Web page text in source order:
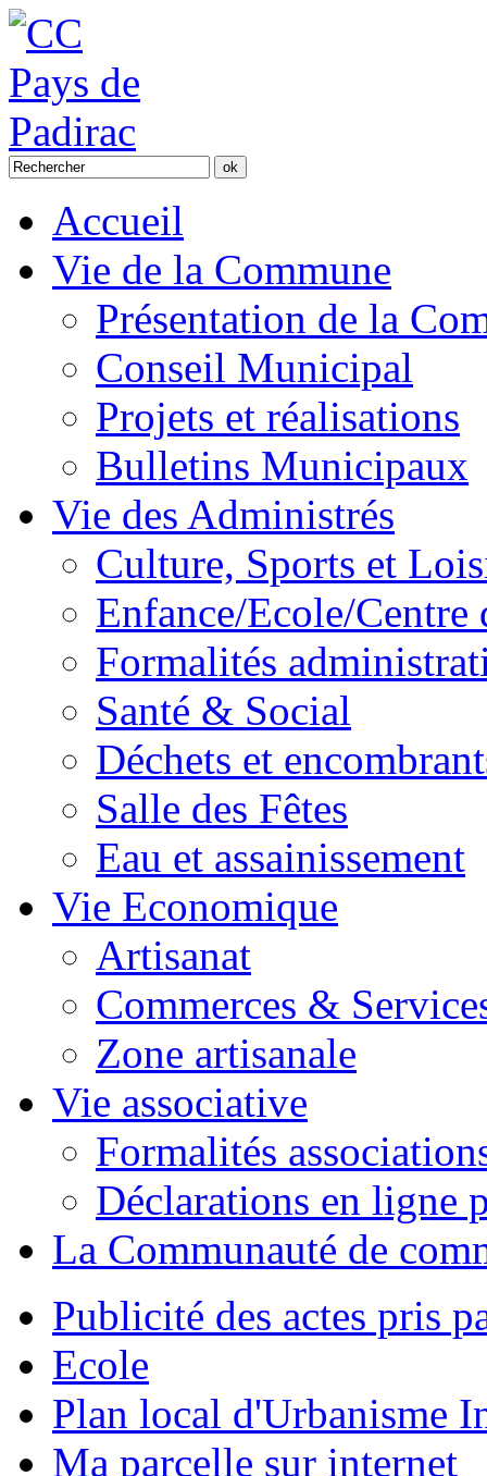
Accueil
Vie de la Commune
Présentation de la
Conseil Municipal
Projets et réalisations
Bulletins Municipaux
Vie des Administrés
Culture, Sports et
Enfance/Ecole/Centre
Formalités
Santé & Social
Déchets et
Salle des Fêtes
Eau et assainissement
Vie Economique
Artisanat
Commerces &
Zone artisanale
Vie associative
Formalités
Déclarations en ligne
La Communauté de
Publicité des actes pris
Ecole
Plan local d'Urbanisme
Ma parcelle sur internet